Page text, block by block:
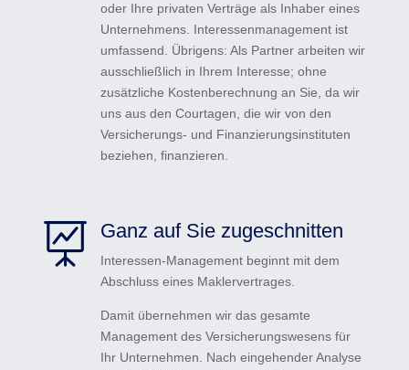
oder Ihre privaten Verträge als Inhaber eines
Unternehmens. Interessenmanagement ist
umfassend. Übrigens: Als Partner arbeiten wir
ausschließlich in Ihrem Interesse; ohne
zusätzliche Kostenberechnung an Sie, da wir
uns aus den Courtagen, die wir von den
Versicherungs- und Finanzierungsinstituten
beziehen, finanzieren.
 Ganz auf Sie zugeschnitten
Interessen-Management beginnt mit dem
Abschluss eines Maklervertrages.
Damit übernehmen wir das gesamte
Management des Versicherungswesens für
Ihr Unternehmen. Nach eingehender Analyse